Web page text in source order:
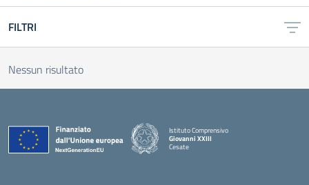
FILTRI
Nessun risultato
Istituto Comprensivo
Giovanni XXIII
Cesate